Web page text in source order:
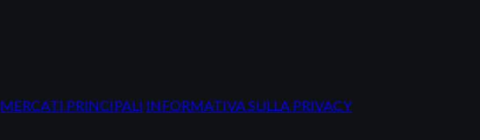
MERCATI PRINCIPALI INFORMATIVA SULLA PRIVACY